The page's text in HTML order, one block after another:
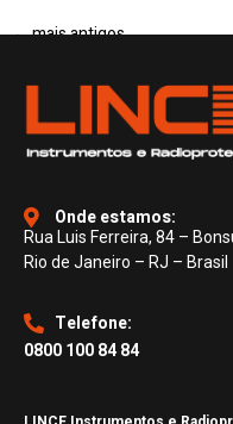
←mais antigos
Onde estamos:
Rua Luis Ferreira, 84 –
Rio de Janeiro – RJ – Brasil
Telefone:
0800 100 84 84